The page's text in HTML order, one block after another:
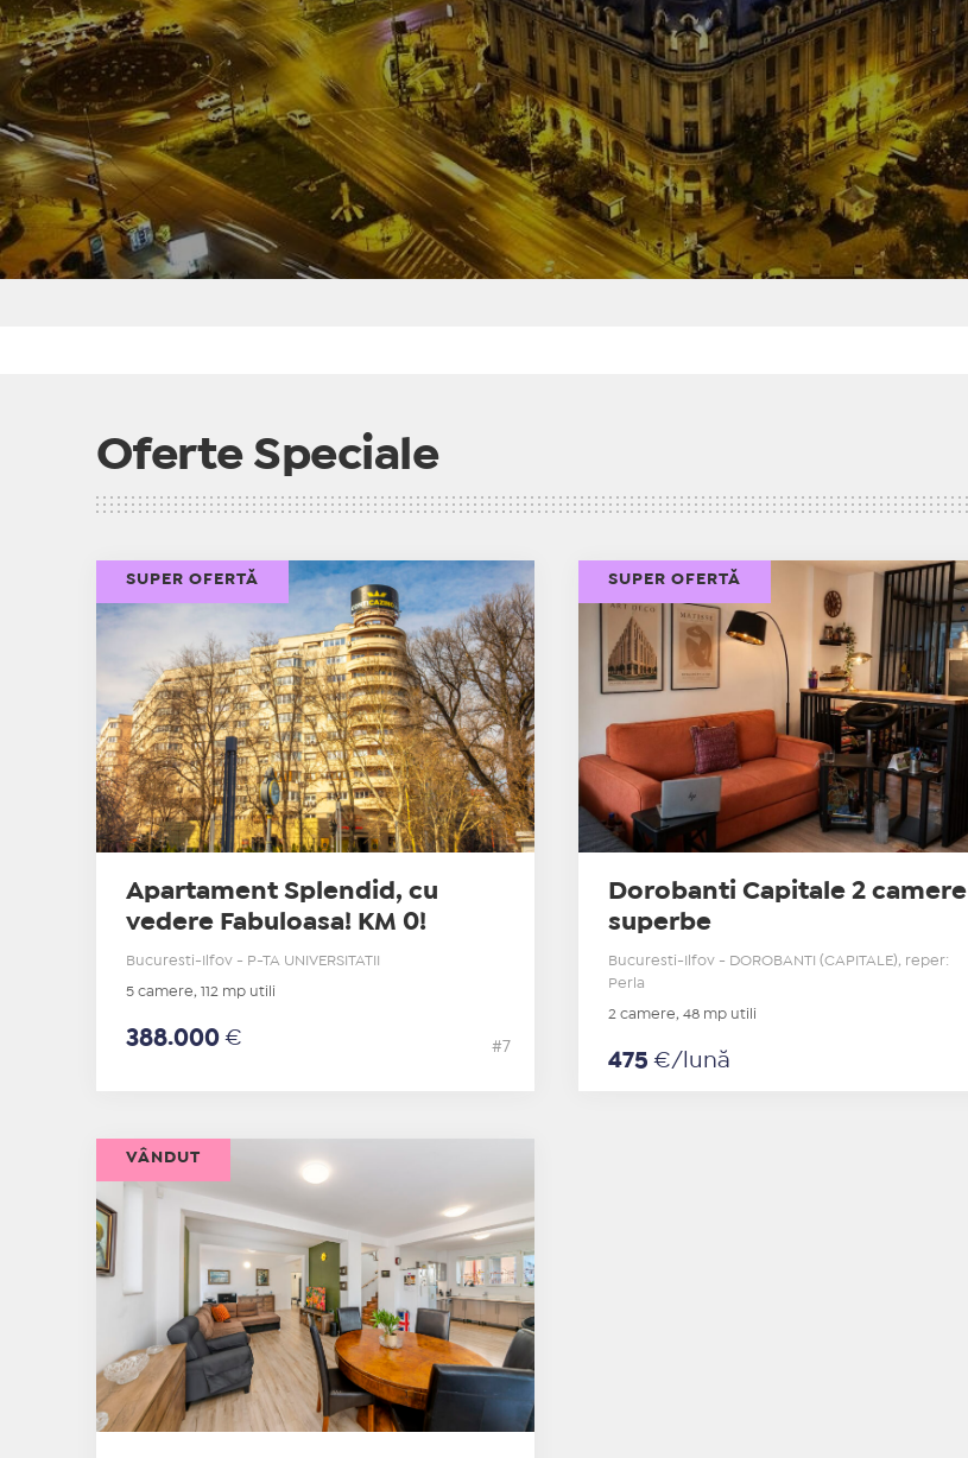
Oferte Speciale
Apartament Splendid, cu
vedere Fabuloasa! KM 0!
Bucuresti-Ilfov - P-TA UNIVERSITATII
5 camere, 112 mp utili
388.000 € #7
SUPER OFERTĂ
Dorobanti Capitale 2 camere
superbe
Bucuresti-Ilfov - DOROBANTI (CAPITALE), reper:
Perla
2 camere, 48 mp utili
475€/lună
SUPER OFERTĂ
VÂNDUT